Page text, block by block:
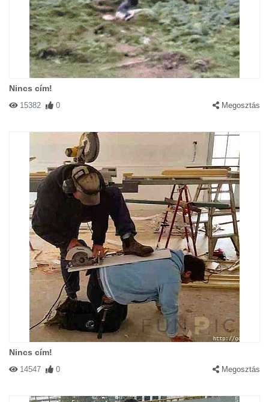
Nincs cím!
15382 0 Megosztás
Nincs cím!
14547 0 Megosztás